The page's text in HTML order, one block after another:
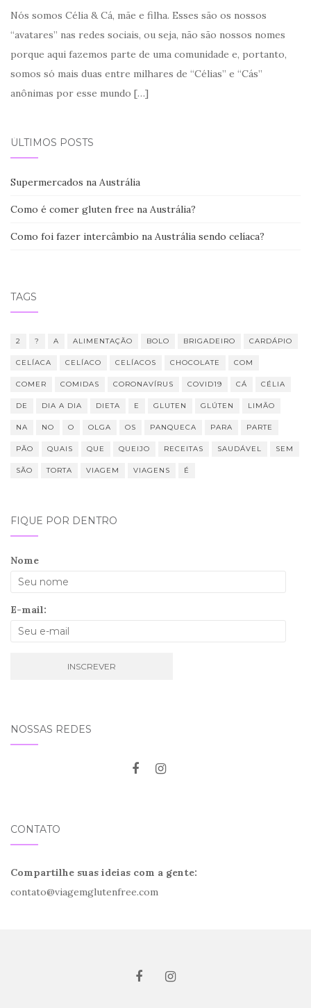
Nós somos Célia & Cá, mãe e filha. Esses são os nossos
“avatares” nas redes sociais, ou seja, não são nossos nomes
porque aqui fazemos parte de uma comunidade e, portanto,
somos só mais duas entre milhares de “Célias” e “Cás”
anônimas por esse mundo […]
ÚLTIMOS POSTS
Supermercados na Austrália
Como é comer gluten free na Austrália?
Como foi fazer intercâmbio na Austrália sendo celíaca?
TAGS
2 ? A ALIMENTAÇÃO BOLO BRIGADEIRO CARDÁPIO
CELÍACA CELÍACO CELÍACOS CHOCOLATE COM
COMER COMIDAS CORONAVÍRUS COVID19 CÁ CÉLIA
DE DIA A DIA DIETA E GLUTEN GLÚTEN LIMÃO
NA NO O OLGA OS PANQUECA PARA PARTE
PÃO QUAIS QUE QUEIJO RECEITAS SAUDÁVEL SEM
SÃO TORTA VIAGEM VIAGENS É
FIQUE POR DENTRO
Nome
E-mail:
NOSSAS REDES
CONTATO
Compartilhe suas ideias com a gente:
contato@viagemglutenfree.com